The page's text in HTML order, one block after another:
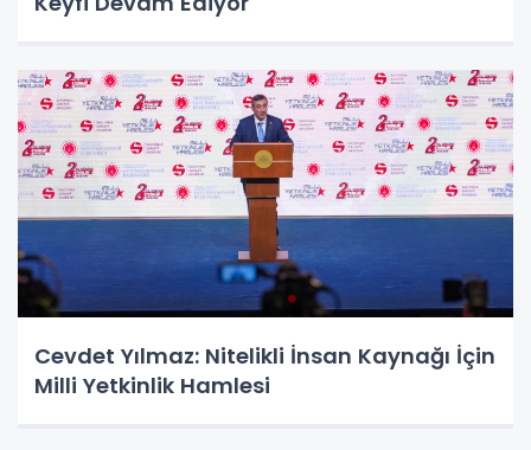
Cevdet Yılmaz: Nitelikli İnsan Kaynağı İçin
Milli Yetkinlik Hamlesi